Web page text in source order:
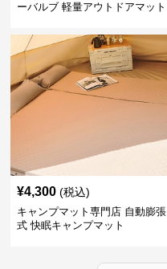
ーバルブ 軽量アウトドアマット
¥4,300 (税込)
キャンプマット専門店 自動膨張
式 快眠キャンプマット